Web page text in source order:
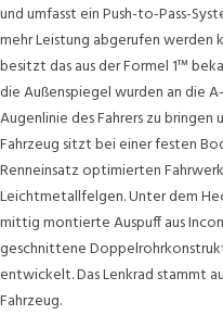
und umfasst ein Push-to-Pass-
mehr Leistung abgerufen werden
besitzt das aus der Formel 1™
die Außenspiegel wurden an die
Augenlinie des Fahrers zu
Fahrzeug sitzt bei einer festen
Renneinsatz optimierten
Leichtmetallfelgen. Unter dem
mittig montierte Auspuff aus
geschnittene
entwickelt. Das Lenkrad stammt
Fahrzeug.